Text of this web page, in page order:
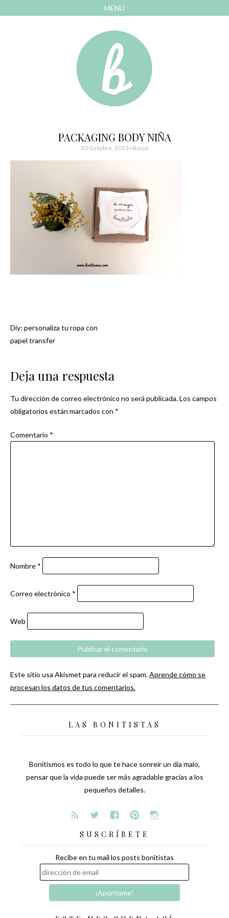
MENÚ
Bonitismos
PACKAGING BODY NIÑA
23 Octubre, 2013 - Rocio
Navegación
Diy: personaliza tu ropa con
papel transfer
Deja una respuesta
Tu dirección de correo electrónico no será publicada.Los campos
obligatorios están marcados con *
Comentario *
Nombre *
Correo electrónico *
Web
Este sitio usa Akismet para reducir el spam.Aprende cómo se
procesan los datos de tus comentarios.
LAS BONITISTAS
Bonitismos es todo lo que te hace sonreír un día malo,
pensar que la vida puede ser más agradable gracias a los
pequeños detalles.
SUSCRÍBETE
Recibe en tu mail los posts bonitistas